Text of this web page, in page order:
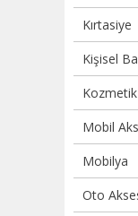
Kırtasiye
Kişisel
Mobil
Mobilya
Oto